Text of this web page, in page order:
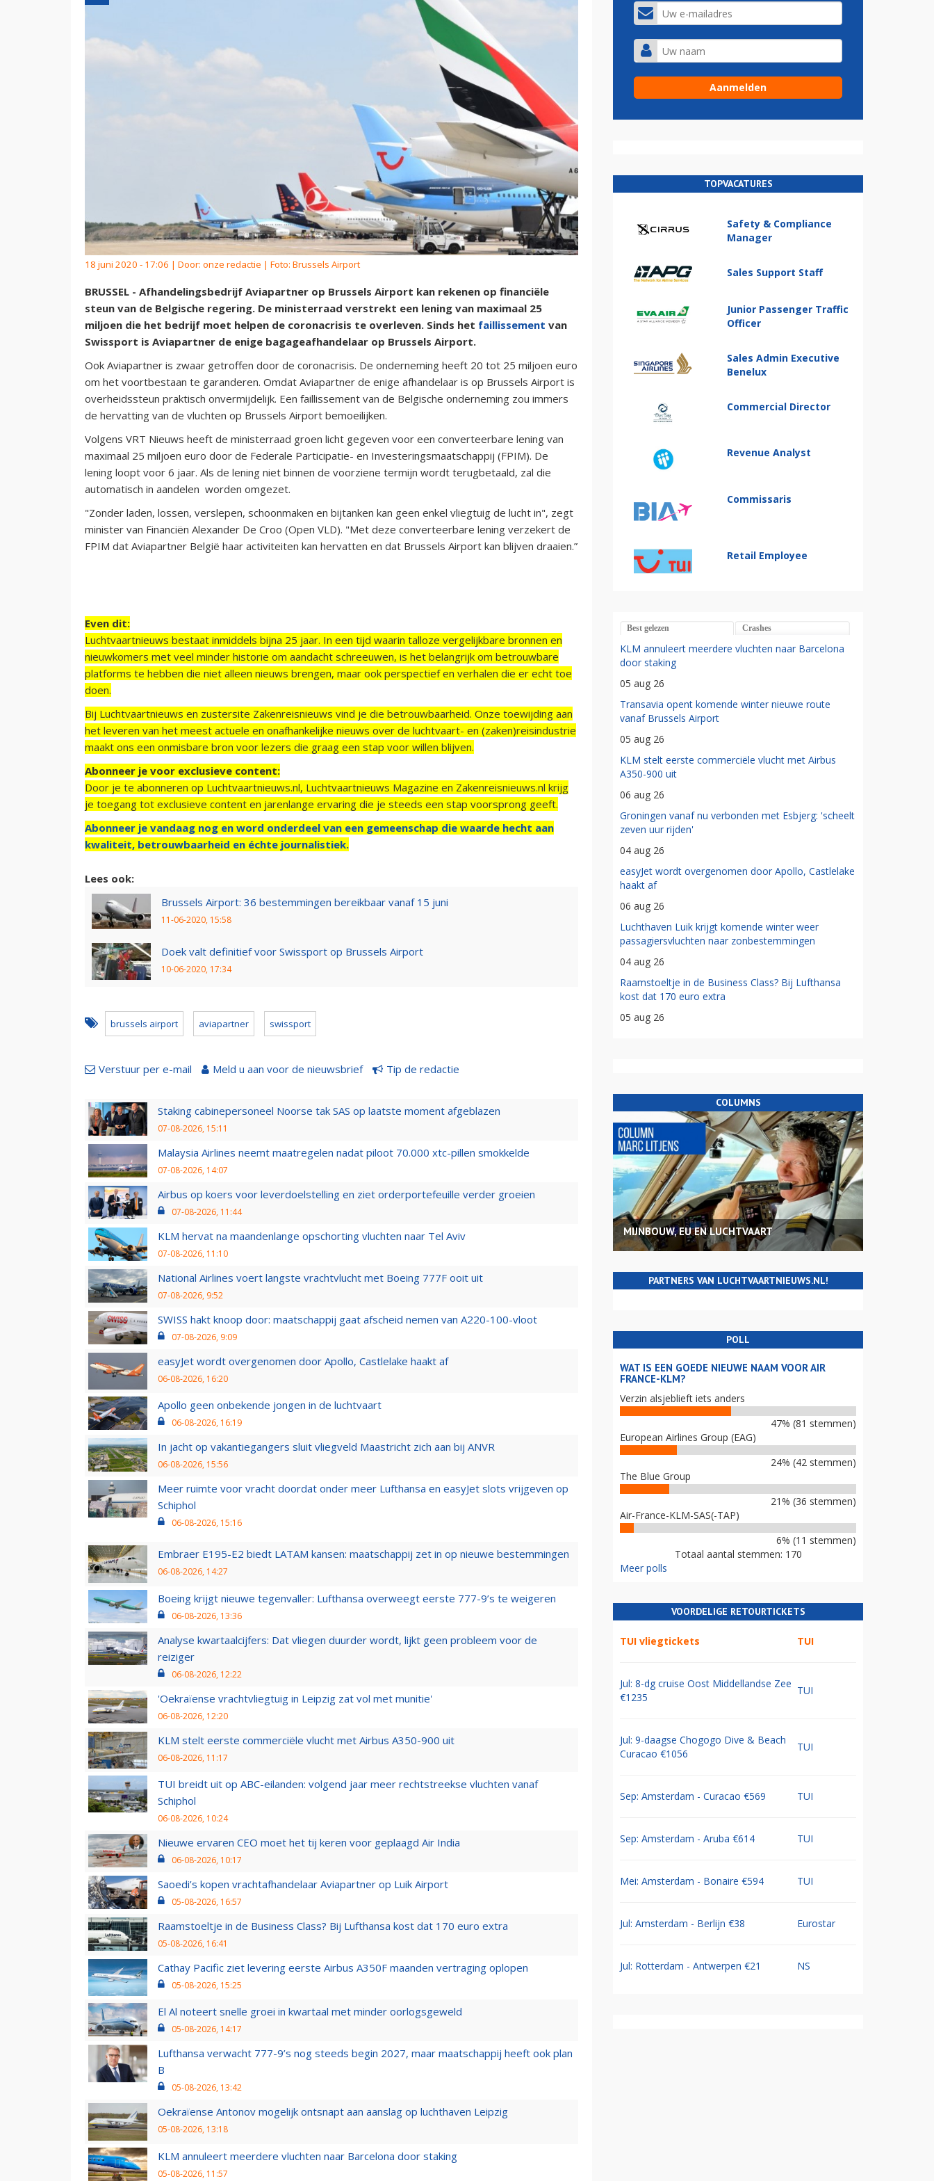
18 juni 2020 - 17:06 | Door: onze redactie | Foto: Brussels Airport
BRUSSEL - Afhandelingsbedrijf Aviapartner op Brussels Airport kan rekenen op financiële
steun van de Belgische regering. De ministerraad verstrekt een lening van maximaal 25
miljoen die het bedrijf moet helpen de coronacrisis te overleven. Sinds het faillissement van
Swissport is Aviapartner de enige bagageafhandelaar op Brussels Airport.
Ook Aviapartner is zwaar getroffen door de coronacrisis. De onderneming heeft 20 tot 25 miljoen euro
om het voortbestaan te garanderen. Omdat Aviapartner de enige afhandelaar is op Brussels Airport is
overheidssteun praktisch onvermijdelijk. Een faillissement van de Belgische onderneming zou immers
de hervatting van de vluchten op Brussels Airport bemoeilijken.
Volgens VRT Nieuws heeft de ministerraad groen licht gegeven voor een converteerbare lening van
maximaal 25 miljoen euro door de Federale Participatie- en Investeringsmaatschappij (FPIM). De
lening loopt voor 6 jaar. Als de lening niet binnen de voorziene termijn wordt terugbetaald, zal die
automatisch in aandelen worden omgezet.
"Zonder laden, lossen, verslepen, schoonmaken en bijtanken kan geen enkel vliegtuig de lucht in", zegt
minister van Financiën Alexander De Croo (Open VLD). "Met deze converteerbare lening verzekert de
FPIM dat Aviapartner België haar activiteiten kan hervatten en dat Brussels Airport kan blijven draaien.”
Even dit:
Luchtvaartnieuws bestaat inmiddels bijna 25 jaar. In een tijd waarin talloze vergelijkbare bronnen en
nieuwkomers met veel minder historie om aandacht schreeuwen, is het belangrijk om betrouwbare
platforms te hebben die niet alleen nieuws brengen, maar ook perspectief en verhalen die er echt toe
doen.
Bij Luchtvaartnieuws en zustersite Zakenreisnieuws vind je die betrouwbaarheid. Onze toewijding aan
het leveren van het meest actuele en onafhankelijke nieuws over de luchtvaart- en (zaken)reisindustrie
maakt ons een onmisbare bron voor lezers die graag een stap voor willen blijven.
Abonneer je voor exclusieve content:
Door je te abonneren op Luchtvaartnieuws.nl, Luchtvaartnieuws Magazine en Zakenreisnieuws.nl krijg
je toegang tot exclusieve content en jarenlange ervaring die je steeds een stap voorsprong geeft.
Abonneer je vandaag nog en word onderdeel van een gemeenschap die waarde hecht aan
kwaliteit, betrouwbaarheid en échte journalistiek.
Lees ook:
Brussels Airport: 36 bestemmingen bereikbaar vanaf 15 juni
11-06-2020, 15:58
Doek valt definitief voor Swissport op Brussels Airport
10-06-2020, 17:34
brussels airport aviapartner swissport
Verstuur per e-mail Meld u aan voor de nieuwsbrief Tip de redactie
Staking cabinepersoneel Noorse tak SAS op laatste moment afgeblazen
07-08-2026, 15:11
Malaysia Airlines neemt maatregelen nadat piloot 70.000 xtc-pillen smokkelde
07-08-2026, 14:07
Airbus op koers voor leverdoelstelling en ziet orderportefeuille verder groeien
07-08-2026, 11:44
KLM hervat na maandenlange opschorting vluchten naar Tel Aviv
07-08-2026, 11:10
National Airlines voert langste vrachtvlucht met Boeing 777F ooit uit
07-08-2026, 9:52
SWISS hakt knoop door: maatschappij gaat afscheid nemen van A220-100-vloot
07-08-2026, 9:09
easyJet wordt overgenomen door Apollo, Castlelake haakt af
06-08-2026, 16:20
Apollo geen onbekende jongen in de luchtvaart
06-08-2026, 16:19
In jacht op vakantiegangers sluit vliegveld Maastricht zich aan bij ANVR
06-08-2026, 15:56
Meer ruimte voor vracht doordat onder meer Lufthansa en easyJet slots vrijgeven op
Schiphol
06-08-2026, 15:16
Embraer E195-E2 biedt LATAM kansen: maatschappij zet in op nieuwe bestemmingen
06-08-2026, 14:27
Boeing krijgt nieuwe tegenvaller: Lufthansa overweegt eerste 777-9’s te weigeren
06-08-2026, 13:36
Analyse kwartaalcijfers: Dat vliegen duurder wordt, lijkt geen probleem voor de
reiziger
06-08-2026, 12:22
'Oekraïense vrachtvliegtuig in Leipzig zat vol met munitie'
06-08-2026, 12:20
KLM stelt eerste commerciële vlucht met Airbus A350-900 uit
06-08-2026, 11:17
TUI breidt uit op ABC-eilanden: volgend jaar meer rechtstreekse vluchten vanaf
Schiphol
06-08-2026, 10:24
Nieuwe ervaren CEO moet het tij keren voor geplaagd Air India
06-08-2026, 10:17
Saoedi’s kopen vrachtafhandelaar Aviapartner op Luik Airport
05-08-2026, 16:57
Raamstoeltje in de Business Class? Bij Lufthansa kost dat 170 euro extra
05-08-2026, 16:41
Cathay Pacific ziet levering eerste Airbus A350F maanden vertraging oplopen
05-08-2026, 15:25
El Al noteert snelle groei in kwartaal met minder oorlogsgeweld
05-08-2026, 14:17
Lufthansa verwacht 777-9’s nog steeds begin 2027, maar maatschappij heeft ook plan
B
05-08-2026, 13:42
Oekraïense Antonov mogelijk ontsnapt aan aanslag op luchthaven Leipzig
05-08-2026, 13:18
KLM annuleert meerdere vluchten naar Barcelona door staking
05-08-2026, 11:57
TOPVACATURES
Safety & Compliance
Manager
Sales Support Staff
Junior Passenger Traffic
Officer
Sales Admin Executive
Benelux
Commercial Director
Revenue Analyst
Commissaris
Retail Employee
Best gelezen Crashes
KLM annuleert meerdere vluchten naar Barcelona
door staking
05 aug 26
Transavia opent komende winter nieuwe route
vanaf Brussels Airport
05 aug 26
KLM stelt eerste commerciële vlucht met Airbus
A350-900 uit
06 aug 26
Groningen vanaf nu verbonden met Esbjerg: 'scheelt
zeven uur rijden'
04 aug 26
easyJet wordt overgenomen door Apollo, Castlelake
haakt af
06 aug 26
Luchthaven Luik krijgt komende winter weer
passagiersvluchten naar zonbestemmingen
04 aug 26
Raamstoeltje in de Business Class? Bij Lufthansa
kost dat 170 euro extra
05 aug 26
COLUMNS
MIJNBOUW, EU EN LUCHTVAART
PARTNERS VAN LUCHTVAARTNIEUWS.NL!
POLL
WAT IS EEN GOEDE NIEUWE NAAM VOOR AIR
FRANCE-KLM?
Verzin alsjeblieft iets anders
47% (81 stemmen)
European Airlines Group (EAG)
24% (42 stemmen)
The Blue Group
21% (36 stemmen)
Air-France-KLM-SAS(-TAP)
6% (11 stemmen)
Totaal aantal stemmen: 170
Meer polls
VOORDELIGE RETOURTICKETS
TUI vliegtickets TUI
Jul: 8-dg cruise Oost Middellandse Zee
€1235
TUI
Jul: 9-daagse Chogogo Dive & Beach
Curacao €1056
TUI
Sep: Amsterdam - Curacao €569 TUI
Sep: Amsterdam - Aruba €614 TUI
Mei: Amsterdam - Bonaire €594 TUI
Jul: Amsterdam - Berlijn €38 Eurostar
Jul: Rotterdam - Antwerpen €21 NS